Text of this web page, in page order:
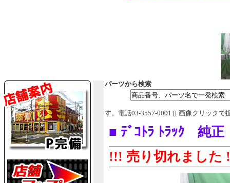
パーツから検索
す。電話03-3557-0001 [[ 画像クリックで
■ ﾃﾞｺﾄﾗ ﾄﾗｯｸ 純
!!! 売り切れました